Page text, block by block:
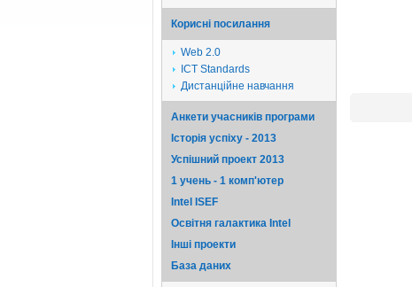
Корисні посилання
Web 2.0
ICT Standards
Дистанційне навчання
Анкети учасників програми
Історія успіху - 2013
Успішний проект 2013
1 учень - 1 комп'ютер
Intel ISEF
Освітня галактика Intel
Iншi проекти
База даних